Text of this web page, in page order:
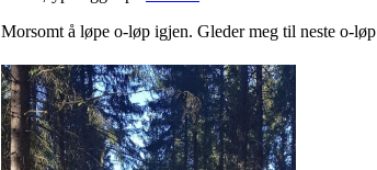
Morsomt å løpe o-løp igjen. Gleder meg til neste o-